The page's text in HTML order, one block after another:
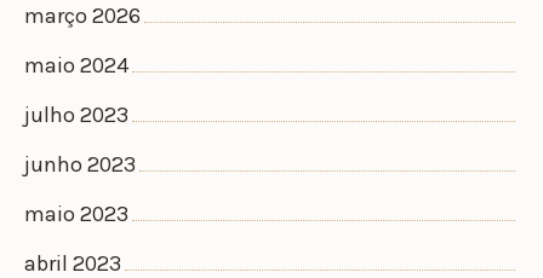
março 2026
maio 2024
julho 2023
junho 2023
maio 2023
abril 2023